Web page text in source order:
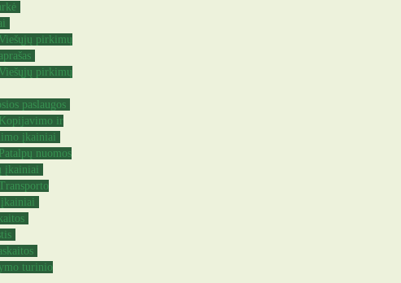
Viešųjų pirkimų
Viešųjų pirkimų
paslaugos
Kopijavimo ir
įkainiai
Patalpų nuomos
įkainiai
turinio